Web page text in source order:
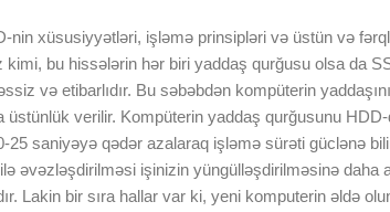
nin xüsusiyyətləri, işləmə prinsipləri və üstün və
bu hissələrin hər biri yaddaş qurğusu olsa da
və etibarlıdır. Bu səbəbdən kompüterin
üstünlük verilir. Kompüterin yaddaş qurğusunu
25 saniyəyə qədər azalaraq işləmə sürəti güclənə
əvəzləşdirilməsi işinizin yüngülləşdirilməsinə daha
Lakin bir sıra hallar var ki, yeni komputerin əldə